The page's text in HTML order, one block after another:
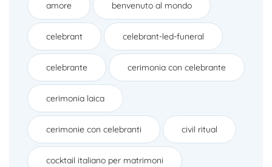
amore benvenuto al mondo
celebrant celebrant-led-funeral
celebrante cerimonia con celebrante
cerimonia laica
cerimonie con celebranti civil ritual
cocktail italiano per matrimoni